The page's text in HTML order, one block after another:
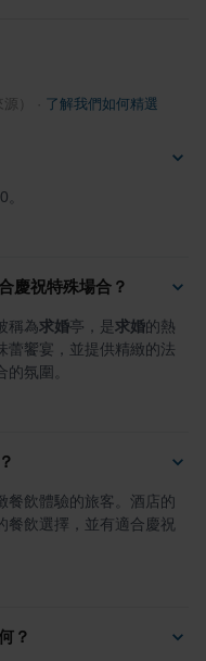
） 了解我們如何精選
慶祝特殊場合？
稱為求婚亭，是求婚的熱
蕾饗宴，並提供精緻的法
氛圍。
餐飲體驗的旅客。酒店的
餐飲選擇，並有適合慶祝
？